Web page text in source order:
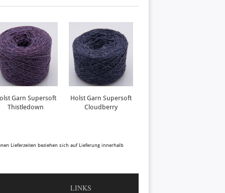
Garn Supersoft
Thistledown
Holst Garn Supersoft
Cloudberry
Lieferzeiten beziehen sich auf Lieferung innerhalb
LINKS